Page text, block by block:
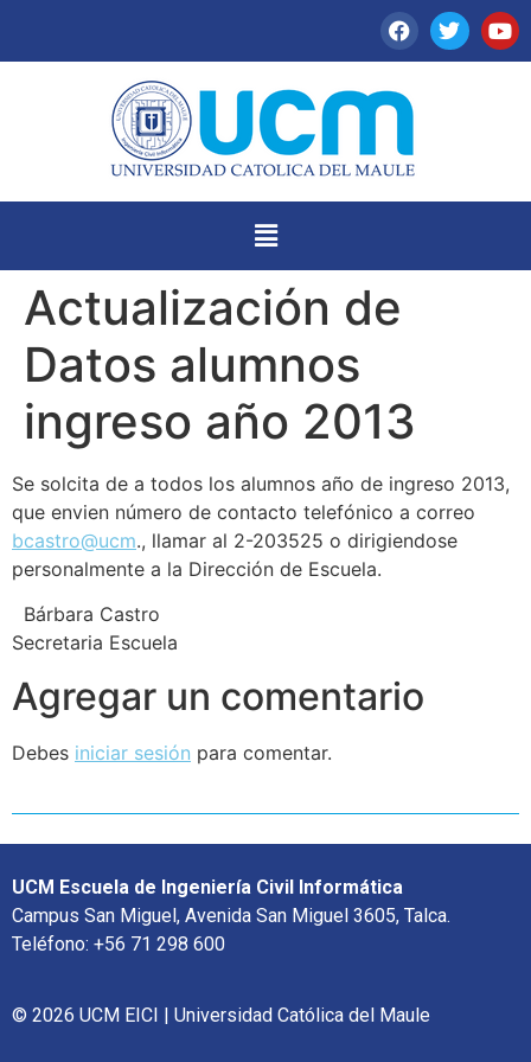
Actualización de
Datos alumnos
ingreso año 2013
Se solcita de a todos los alumnos año de ingreso 2013,
que envien número de contacto telefónico a correo
bcastro@ucm., llamar al 2-203525 o dirigiendose
personalmente a la Dirección de Escuela.
Bárbara Castro
Secretaria Escuela
Agregar un comentario
Debes iniciar sesión para comentar.
UCM Escuela de Ingeniería Civil Informática
Campus San Miguel, Avenida San Miguel 3605, Talca.
Teléfono: +56 71 298 600
© 2026 UCM EICI | Universidad Católica del Maule